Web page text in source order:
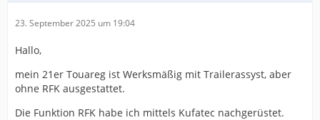
23. September 2025 um 19:04
Hallo,
mein 21er Touareg ist Werksmäßig mit Trailerassyst, aber
ohne RFK ausgestattet.
Die Funktion RFK habe ich mittels Kufatec nachgerüstet.